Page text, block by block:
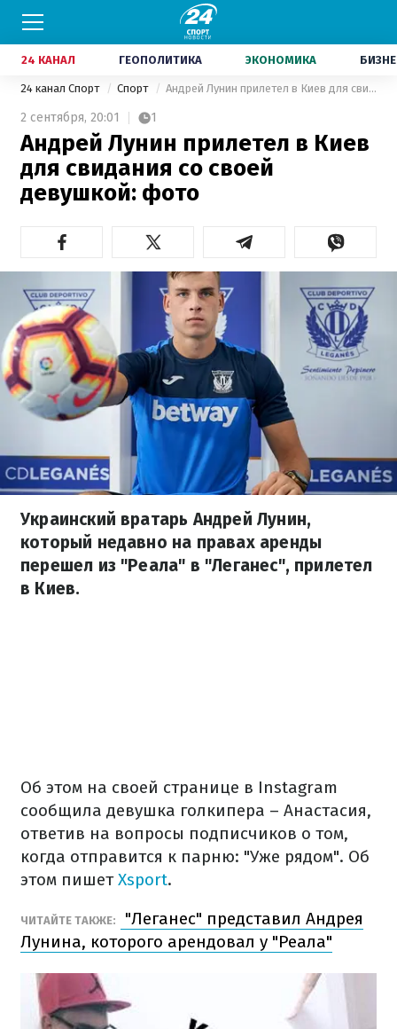
24 КАНАЛ ГЕОПОЛИТИКА ЭКОНОМИКА
24 канал Спорт Спорт Андрей Лунин прилетел в Киев для свидания со своей девушкой: фото
2 сентября, 20:01 1
Андрей Лунин прилетел в Киев
для свидания со своей
девушкой: фото
Украинский вратарь Андрей Лунин,
который недавно на правах аренды
перешел из "Реала" в "Леганес", прилетел
в Киев.
Об этом на своей странице в Instagram
сообщила девушка голкипера – Анастасия,
ответив на вопросы подписчиков о том,
когда отправится к парню: "Уже рядом". Об
этом пишетXsport.
ЧИТАЙТЕ ТАКЖЕ:
"Леганес" представил Андрея
Лунина, которого арендовал у "Реала"